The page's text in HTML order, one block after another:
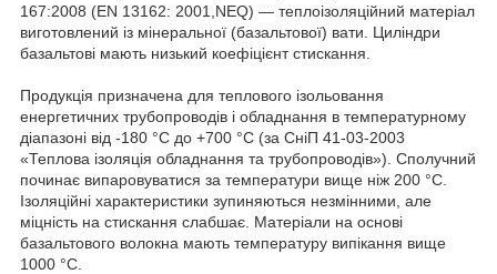
167:2008 (EN 13162: 2001,NEQ) — теплоізоляційний матеріал
виготовлений із мінеральної (базальтової) вати. Циліндри
базальтові мають низький коефіцієнт стискання.
Продукція призначена для теплового ізольовання
енергетичних трубопроводів і обладнання в температурному
діапазоні від -180 °C до +700 °C (за СніП 41-03-2003
«Теплова ізоляція обладнання та трубопроводів»). Сполучний
починає випаровуватися за температури вище ніж 200 °C.
Ізоляційні характеристики зупиняються незмінними, але
міцність на стискання слабшає. Матеріали на основі
базальтового волокна мають температуру випікання вище
1000 °C.